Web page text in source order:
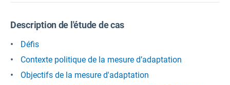
Description de l'étude de cas
Défis
Contexte politique de la mesure d’adaptation
Objectifs de la mesure d'adaptation